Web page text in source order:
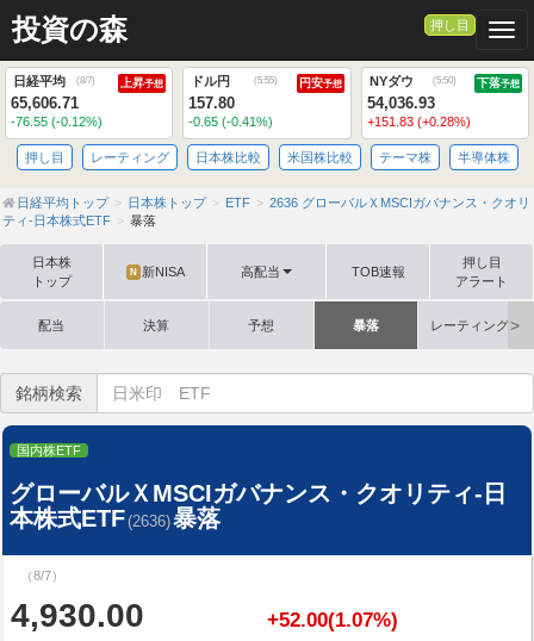
投資の森 押し目
日経平均 (8/7) 上昇予想
65,606.71
-76.55 (-0.12%)
ドル円 (5:55) 円安予想
157.80
-0.65 (-0.41%)
NYダウ (5:50) 下落予想
54,036.93
+151.83 (+0.28%)
押し目 レーティング 日本株比較 米国株比較 テーマ株 半導体株
日経平均トップ 日本株トップ ETF
2636 グローバルＸMSCIガバナンス・クオリ
ティ-日本株式ETF
暴落
日本株
トップ
N 新NISA 高配当 TOB速報
押し目
アラート
配当 決算 予想 暴落 レーティング格
銘柄検索
国内株ETF
グローバルＸMSCIガバナンス・クオリティ-日
本株式ETF(2636)暴落
（8/7）
4,930.00 +52.00(1.07%)